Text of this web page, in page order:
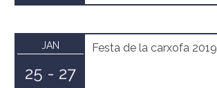
JAN
25 - 27
Festa de la carxofa 2019